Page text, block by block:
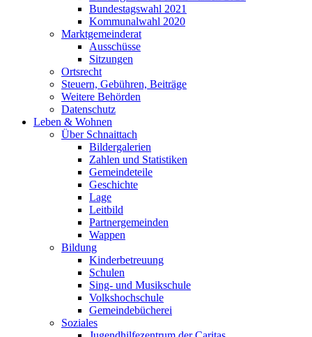
Bundestagswahl 2021
Kommunalwahl 2020
Marktgemeinderat
Ausschüsse
Sitzungen
Ortsrecht
Steuern, Gebühren, Beiträge
Weitere Behörden
Datenschutz
Leben & Wohnen
Über Schnaittach
Bildergalerien
Zahlen und Statistiken
Gemeindeteile
Geschichte
Lage
Leitbild
Partnergemeinden
Wappen
Bildung
Kinderbetreuung
Schulen
Sing- und Musikschule
Volkshochschule
Gemeindebücherei
Soziales